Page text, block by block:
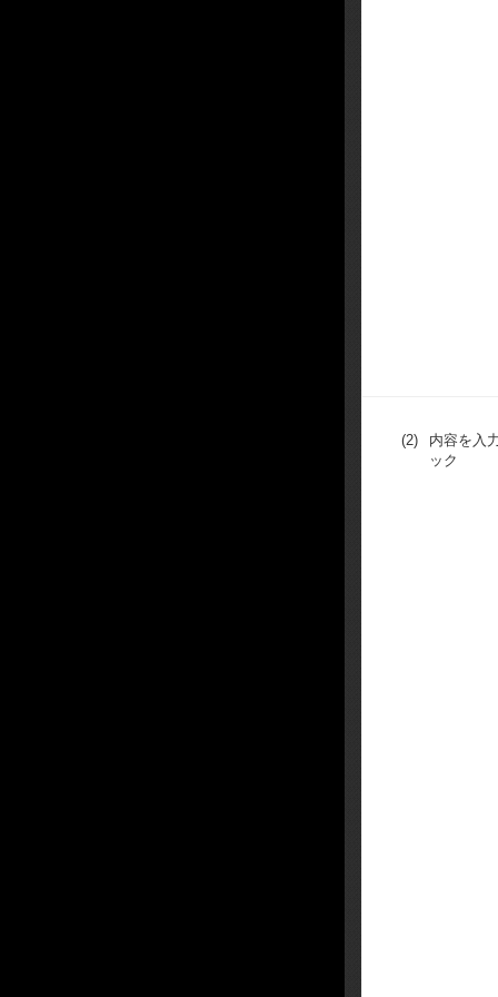
(2)
内容を入
ック